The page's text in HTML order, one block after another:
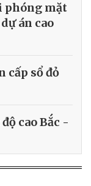
phóng mặt
án cao
cấp sổ đỏ
cao Bắc -